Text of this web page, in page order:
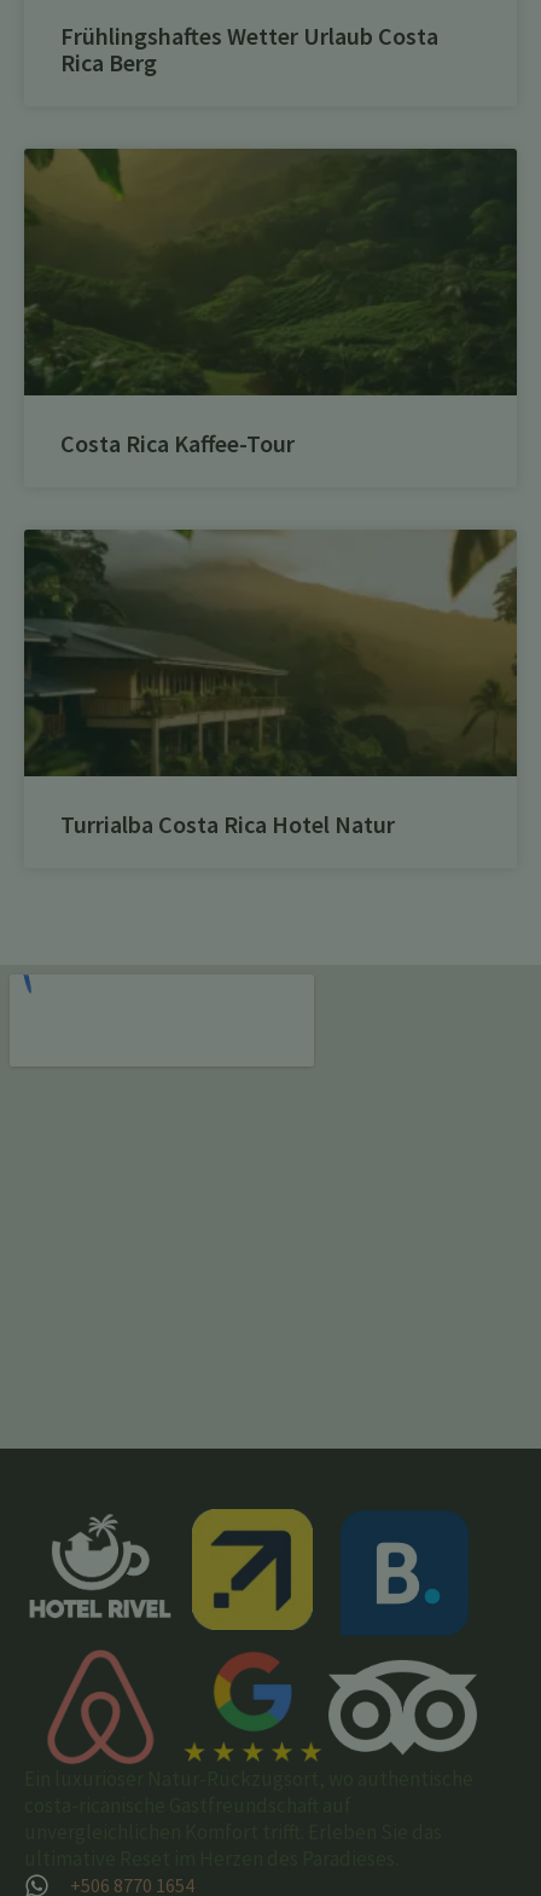
Frühlingshaftes Wetter Urlaub Costa
Rica Berg
Costa Rica Kaffee-Tour
Turrialba Costa Rica Hotel Natur
+506 8770 1654